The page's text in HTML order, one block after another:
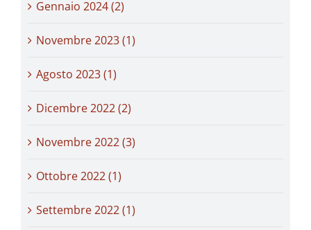
Gennaio 2024 (2)
Novembre 2023 (1)
Agosto 2023 (1)
Dicembre 2022 (2)
Novembre 2022 (3)
Ottobre 2022 (1)
Settembre 2022 (1)